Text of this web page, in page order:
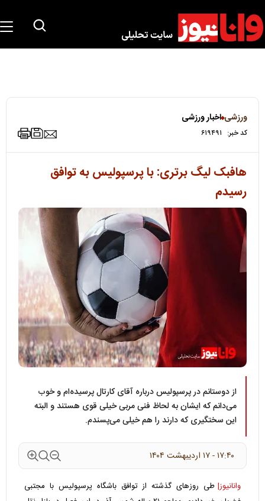
ورزشی اخبار ورزشی
کد خبر: ۶۱۹۴۹۱
هافبک لیگ برتری: با پرسپولیس به توافق
رسیدم
از دوستانم در پرسپولیس درباره آقای کارتال پرسیده‌ام و خوب
می‌دانم که ایشان به لحاظ فنی مربی خیلی قوی هستند و البته
این سختگیری که دارند را هم خیلی می‌پسندم.
۱۷:۴۰ - ۱۷ ارديبهشت ۱۴۰۴
وانانیوز| طی روزهای گذشته از توافق باشگاه پرسپولیس با مجتبی